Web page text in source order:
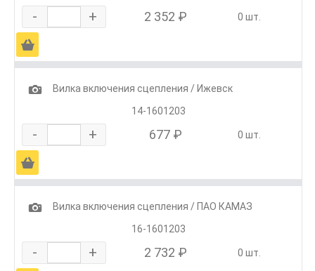
- + 2 352 ₽ 0 шт.
Ä
1
Вилка включения сцепления / Ижевск
14-1601203
- + 677 ₽ 0 шт.
Ä
1
Вилка включения сцепления / ПАО КАМАЗ
16-1601203
- + 2 732 ₽ 0 шт.